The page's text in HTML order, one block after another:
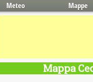
Meteo Mappe
Mappa